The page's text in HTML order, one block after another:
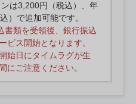
は3,200円（税込）、年
）で追加可能です。
書類を受領後、銀行振込
ビス開始となります。
始日にタイムラグが生
にご注意ください。